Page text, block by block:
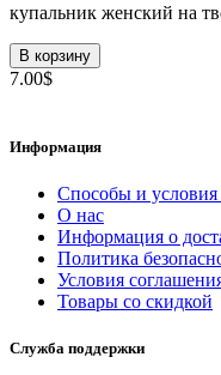
купальник женский на
В корзину
7.00$
Информация
Способы и
О нас
Информация о
Политика
Условия
Товары со скидкой
Служба поддержки